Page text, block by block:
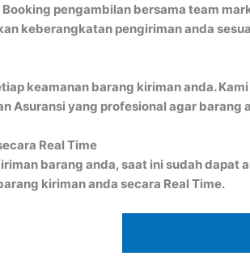
pengambilan bersama team
keberangkatan pengiriman anda
keamanan barang kiriman anda.
Asuransi yang profesional agar barang
Real Time
barang anda, saat ini sudah dapat
kiriman anda secara Real Time.